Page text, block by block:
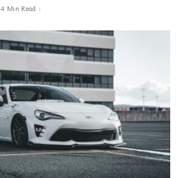
4 Min Read